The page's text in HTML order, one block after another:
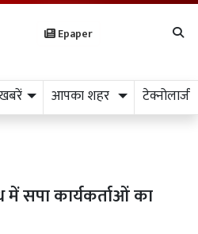
Epaper
आपका शहर टेक्नोलाजी
सपा कार्यकर्ताओं का